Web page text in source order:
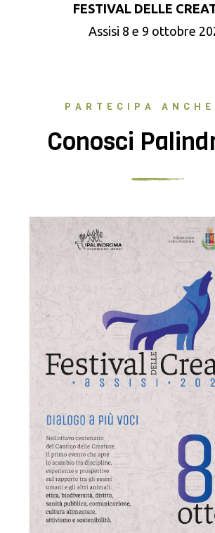
FESTIVAL DELLE
Assisi 8 e 9 ottobre
PARTECIPA
Conosci